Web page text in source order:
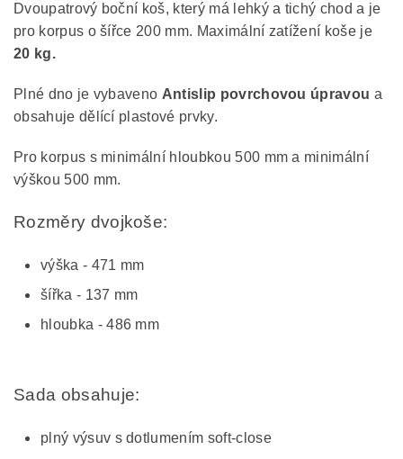
Dvoupatrový boční koš, který má lehký a tichý chod a je
pro korpus o šířce 200 mm. Maximální zatížení koše je
20 kg.
Plné dno je vybaveno Antislip povrchovou úpravou a
obsahuje dělící plastové prvky.
Pro korpus s minimální hloubkou 500 mm a minimální
výškou 500 mm.
Rozměry dvojkoše:
výška - 471 mm
šířka - 137 mm
hloubka - 486 mm
Sada obsahuje:
plný výsuv s dotlumením soft-close